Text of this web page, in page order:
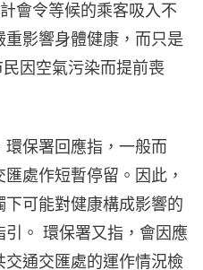
會令等候的乘客吸入不
影響身體健康，而只是
因空氣污染而提前喪
保署回應指，一般而
處作短暫停留。因此，
可能對健康構成影響的
。 環保署又指，會因應
通交匯處的運作情況檢